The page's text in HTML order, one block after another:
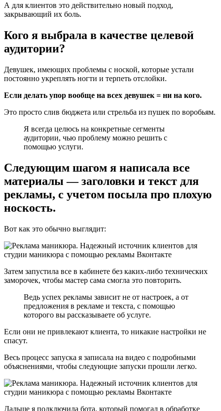
А для клиентов это действительно новый подход,
закрывающий их боль.
Кого я выбрала в качестве целевой
аудитории?
Девушек, имеющих проблемы с ноской, которые устали
постоянно укреплять ногти и терпеть отслойки.
Если делать упор вообще на всех девушек = ни на кого.
Это просто слив бюджета или стрельба из пушек по воробьям.
Я всегда целюсь на конкретные сегменты
аудитории, чью проблему можно решить с
помощью услуги.
Следующим шагом я написала все
материалы — заголовки и текст для
рекламы, с учетом посыла про плохую
носкость.
Вот как это обычно выглядит:
Затем запустила все в кабинете без каких-либо технических
заморочек, чтобы мастер сама смогла это повторить.
Ведь успех рекламы зависит не от настроек, а от
предложения в рекламе и текста, с помощью
которого вы рассказываете об услуге.
Если они не привлекают клиента, то никакие настройки не
спасут.
Весь процесс запуска я записала на видео с подробными
объяснениями, чтобы следующие запуски прошли легко.
Дальше я подключила бота, который помогал в обработке